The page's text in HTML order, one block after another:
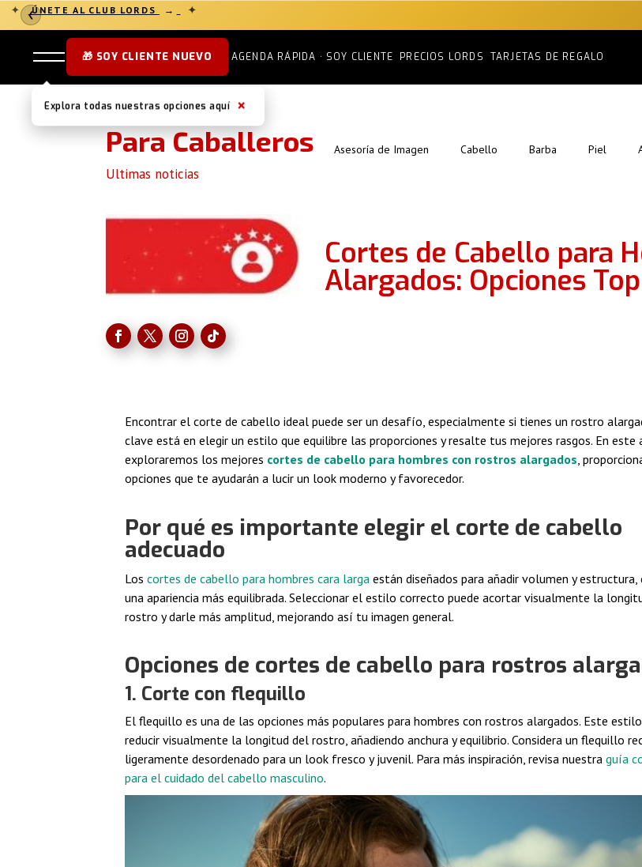
❮
✦ ÚNETE AL CLUB LORDS → ✦
Explora todas nuestras opciones aquí ×
🎁 SOY CLIENTE NUEVO AGENDA RÁPIDA · SOY CLIENTE PRECIOS LORDS TARJETAS DE REGALO
Para Caballeros
Ultimas noticias
Asesoría de Imagen Cabello Barba Piel
Cortes de Cabello para
Alargados: Opciones Top
Encontrar el corte de cabello ideal puede ser un desafío, especialmente si tienes un rostro
clave está en elegir un estilo que equilibre las proporciones y resalte tus mejores rasgos. En
exploraremos los mejores cortes de cabello para hombres con rostros alargados,
opciones que te ayudarán a lucir un look moderno y favorecedor.
Por qué es importante elegir el corte de cabello
adecuado
Los cortes de cabello para hombres cara larga están diseñados para añadir volumen y estructura,
una apariencia más equilibrada. Seleccionar el estilo correcto puede acortar visualmente la
rostro y darle más amplitud, mejorando así tu imagen general.
Opciones de cortes de cabello para rostros
1. Corte con flequillo
El flequillo es una de las opciones más populares para hombres con rostros alargados. Este
reducir visualmente la longitud del rostro, añadiendo anchura y equilibrio. Considera un flequillo
ligeramente desordenado para un look fresco y juvenil. Para más inspiración, revisa nuestra guía
para el cuidado del cabello masculino.